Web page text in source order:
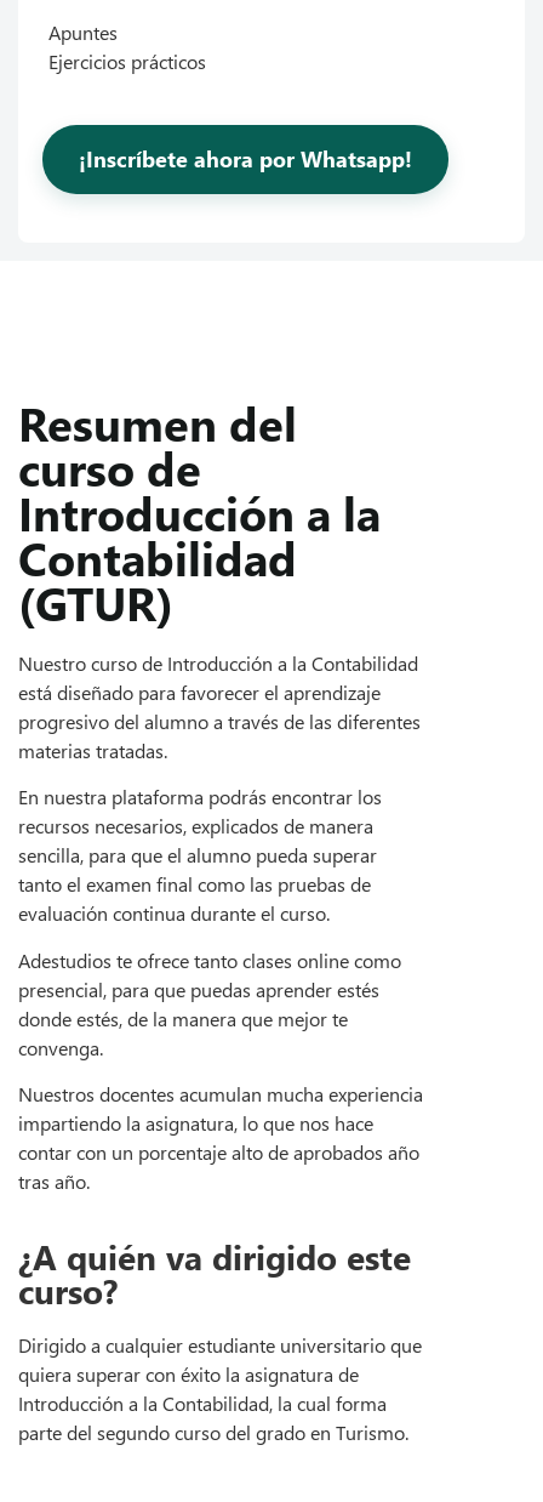
Apuntes
Ejercicios prácticos
¡Inscríbete ahora por Whatsapp!
Resumen del
curso de
Introducción a la
Contabilidad
(GTUR)
Nuestro curso de Introducción a la Contabilidad
está diseñado para favorecer el aprendizaje
progresivo del alumno a través de las diferentes
materias tratadas.
En nuestra plataforma podrás encontrar los
recursos necesarios, explicados de manera
sencilla, para que el alumno pueda superar
tanto el examen final como las pruebas de
evaluación continua durante el curso.
Adestudios te ofrece tanto clases online como
presencial, para que puedas aprender estés
donde estés, de la manera que mejor te
convenga.
Nuestros docentes acumulan mucha experiencia
impartiendo la asignatura, lo que nos hace
contar con un porcentaje alto de aprobados año
tras año.
¿A quién va dirigido este
curso?
Dirigido a cualquier estudiante universitario que
quiera superar con éxito la asignatura de
Introducción a la Contabilidad, la cual forma
parte del segundo curso del grado en Turismo.